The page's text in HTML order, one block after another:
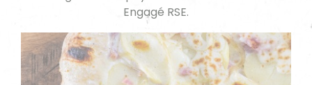
Engagé RSE.